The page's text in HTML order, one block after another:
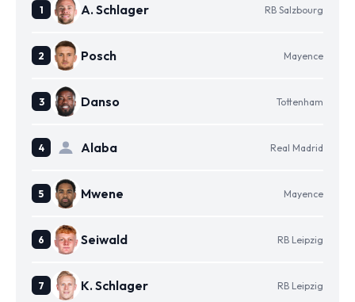
A. Schlager RB Salzbourg
Posch Mayence
Danso Tottenham
Alaba Real Madrid
Mwene Mayence
Seiwald RB Leipzig
K. Schlager RB Leipzig